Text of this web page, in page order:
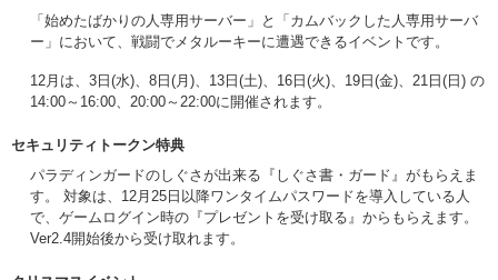
「始めたばかりの人専用サーバー」と「カムバックした人専用サーバ
ー」において、戦闘でメタルーキーに遭遇できるイベントです。
12月は、3日(水)、8日(月)、13日(土)、16日(火)、19日(金)、21日(日) の
14:00～16:00、20:00～22:00に開催されます。
セキュリティトークン特典
パラディンガードのしぐさが出来る『しぐさ書・ガード』がもらえま
す。 対象は、12月25日以降ワンタイムパスワードを導入している人
で、ゲームログイン時の『プレゼントを受け取る』からもらえます。
Ver2.4開始後から受け取れます。